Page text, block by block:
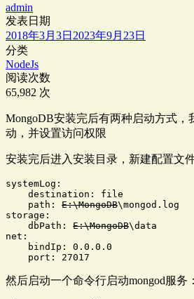
admin
发表日期
2018年3月3日 2023年9月23日
分类
NodeJs
阅读次数
65,982 次
MongoDB安装完后有两种启动方式，
动，并设置访问权限
安装完后进入安装目录，新建配置文
systemLog:
    destination: file
    path:
E:\MongoDB\mongod.log
storage:
    dbPath:
E:\MongoDB\data
net:
    bindIp: 0.0.0.0
    port: 27017
然后启动一个命令行启动mongod服务：